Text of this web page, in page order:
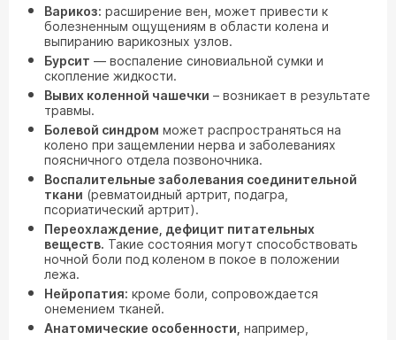
Варикоз: расширение вен, может привести к
болезненным ощущениям в области колена и
выпиранию варикозных узлов.
Бурсит — воспаление синовиальной сумки и
скопление жидкости.
Вывих коленной чашечки – возникает в результате
травмы.
Болевой синдром может распространяться на
колено при защемлении нерва и заболеваниях
поясничного отдела позвоночника.
Воспалительные заболевания соединительной
ткани (ревматоидный артрит, подагра,
псориатический артрит).
Переохлаждение, дефицит питательных
веществ. Такие состояния могут способствовать
ночной боли под коленом в покое в положении
лежа.
Нейропатия: кроме боли, сопровождается
онемением тканей.
Анатомические особенности, например,